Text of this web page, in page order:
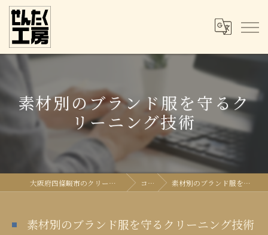
素材別のブランド服を守るク
リーニング技術
大阪府四條畷市のクリーニングならせんたく工房 コラム 素材別のブランド服を守るクリーニング技術
素材別のブランド服を守るクリーニング技術